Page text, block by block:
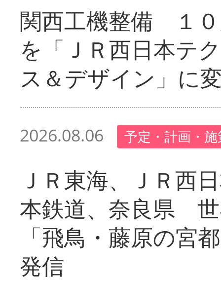
関西工機整備 １
を「ＪＲ西日本テ
ス＆デザイン」に
2026.08.06 予定・計画・
ＪＲ東海、ＪＲ西
本鉄道、奈良県
「飛鳥・藤原の宮
発信